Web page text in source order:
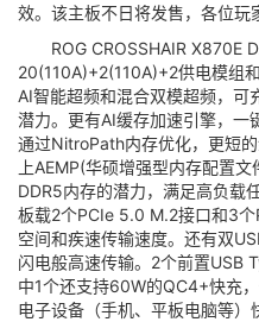
效。该主板不日将发售，各位玩
ROG CROSSHAIR X870E
20(110A)+2(110A)+2供电模组
AI智能超频和混合双模超频，
潜力。更有AI缓存加速引擎，一
通过NitroPath内存优化，更短
上AEMP(华硕增强型内存配置
DDR5内存的潜力，满足高负载
板载2个PCIe 5.0 M.2接口和3
空间和疾速传输速度。还有双
闪电般高速传输。2个前置USB
中1个还支持60W的QC4+快充
电子设备（手机、平板电脑等